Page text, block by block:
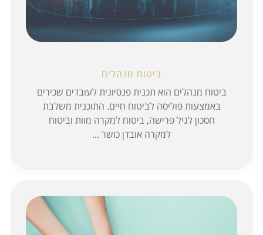
ביטוח מנהלים
ביטוח מנהלים הוא תכנית פנסיונית לעובדים שכירים
באמצעות פוליסה לביטוח חיים. התוכנית משלבת
חסכון לגיל פרישה, ביטוח למקרה מוות וביטוח
למקרה אובדן כושר ...